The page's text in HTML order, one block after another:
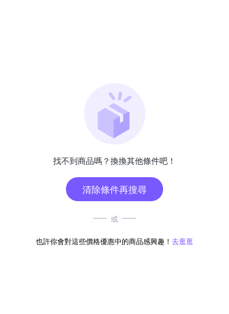
找不到商品嗎？換換其他條件吧！
清除條件再搜尋
或
也許你會對這些價格優惠中的商品感興趣！ 去逛逛